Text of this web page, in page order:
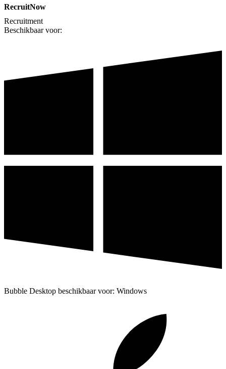
RecruitNow
Recruitment
Beschikbaar voor:
Bubble Desktop beschikbaar voor: Windows